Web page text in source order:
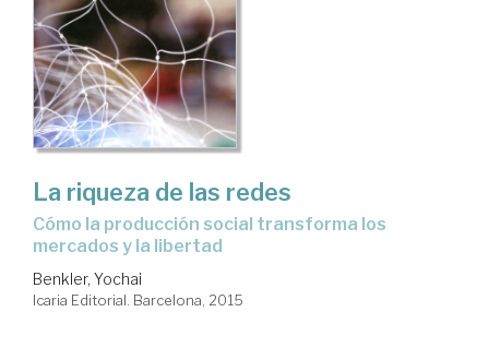
La riqueza de las redes
cómo la producción social transforma los
mercados y la libertad
Benkler, Yochai
Icaria Editorial. Barcelona, 2015